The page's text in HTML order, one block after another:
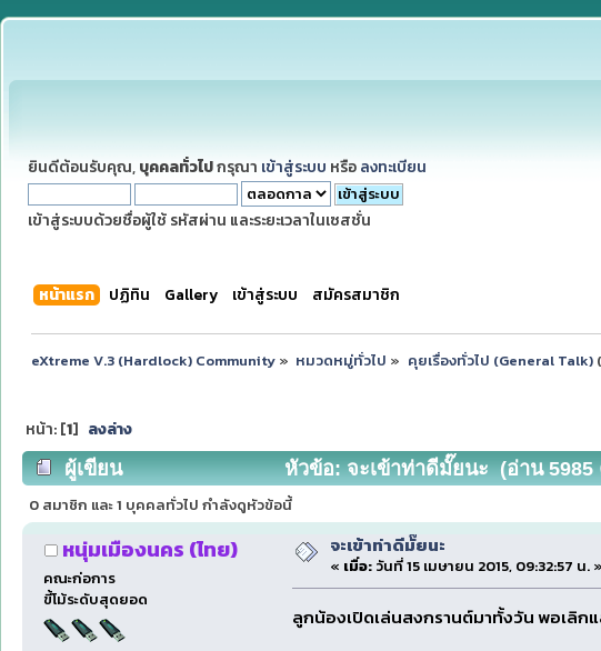
ยินดีต้อนรับคุณ, บุคคลทั่วไปกรุณา เข้าสู่ระบบ หรือ ลงทะเบียน
เข้าสู่ระบบด้วยชื่อผู้ใช้ รหัสผ่าน และระยะเวลาในเซสชั่น
หน้าแรก ปฏิทิน Gallery เข้าสู่ระบบ สมัครสมาชิก
eXtreme V.3 (Hardlock) Community» หมวดหมู่ทั่วไป » คุยเรื่องทั่วไป (General Talk)
หน้า: [1] ลงล่าง
ผู้เขียน หัวข้อ: จะเข้าท่าดีมั๊ยนะ (อ่าน 5985
0 สมาชิก และ 1 บุคคลทั่วไป กำลังดูหัวข้อนี้
หนุ่มเมืองนคร (ไทย)
คณะก่อการ
ขี้โม้ระดับสุดยอด
จะเข้าท่าดีมั๊ยนะ
« เมื่อ:วันที่ 15 เมษายน 2015, 09:32:57 น. »
ลูกน้องเปิดเล่นสงกรานต์มาทั้งวัน พอเลิกแ